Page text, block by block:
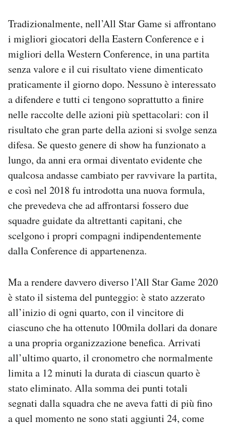
Tradizionalmente, nell’All Star Game si affrontano
i migliori giocatori della Eastern Conference e i
migliori della Western Conference, in una partita
senza valore e il cui risultato viene dimenticato
praticamente il giorno dopo. Nessuno è interessato
a difendere e tutti ci tengono soprattutto a finire
nelle raccolte delle azioni più spettacolari: con il
risultato che gran parte della azioni si svolge senza
difesa. Se questo genere di show ha funzionato a
lungo, da anni era ormai diventato evidente che
qualcosa andasse cambiato per ravvivare la partita,
e così nel 2018 fu introdotta una nuova formula,
che prevedeva che ad affrontarsi fossero due
squadre guidate da altrettanti capitani, che
scelgono i propri compagni indipendentemente
dalla Conference di appartenenza.
Ma a rendere davvero diverso l’All Star Game 2020
è stato il sistema del punteggio: è stato azzerato
all’inizio di ogni quarto, con il vincitore di
ciascuno che ha ottenuto 100mila dollari da donare
a una propria organizzazione benefica. Arrivati
all’ultimo quarto, il cronometro che normalmente
limita a 12 minuti la durata di ciascun quarto è
stato eliminato. Alla somma dei punti totali
segnati dalla squadra che ne aveva fatti di più fino
a quel momento ne sono stati aggiunti 24, come